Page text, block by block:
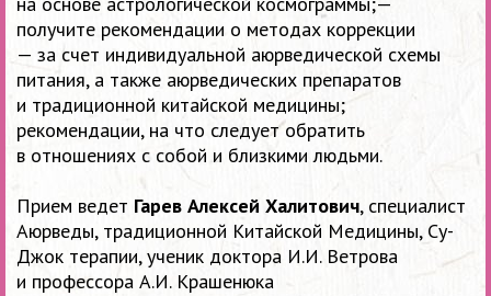
получите рекомендации о методах коррекции
— за счет индивидуальной аюрведической схемы
питания, а также аюрведических препаратов
и традиционной китайской медицины;
рекомендации, на что следует обратить
в отношениях с собой и близкими людьми.
Прием ведет Гарев Алексей Халитович, специалист
Аюрведы, традиционной Китайской Медицины, Су-
Джок терапии, ученик доктора И.И. Ветрова
и профессора А.И. Крашенюка